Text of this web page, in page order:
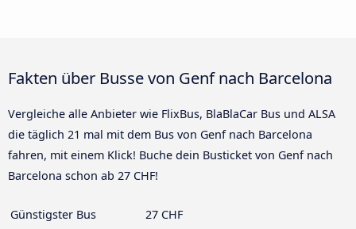
Fakten über Busse von Genf nach Barcelona
Vergleiche alle Anbieter wie FlixBus, BlaBlaCar Bus und ALSA
die täglich 21 mal mit dem Bus von Genf nach Barcelona
fahren, mit einem Klick! Buche dein Busticket von Genf nach
Barcelona schon ab 27 CHF!
Günstigster Bus
27 CHF